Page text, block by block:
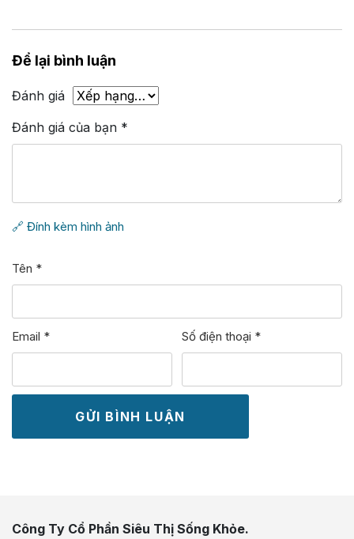
Để lại bình luận
Đánh giá
Đánh giá của bạn *
🔗 Đính kèm hình ảnh
Tên *
Email * Số điện thoại *
Công Ty Cổ Phần Siêu Thị Sống Khỏe.